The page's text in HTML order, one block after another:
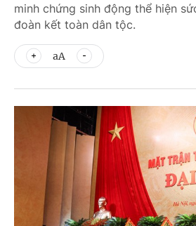
minh chứng sinh động thể hiện
đoàn kết toàn dân tộc.
aA